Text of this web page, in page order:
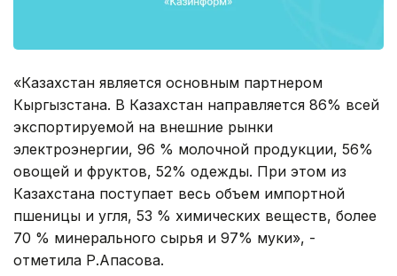
«Казахстан является основным партнером
Кыргызстана. В Казахстан направляется 86% всей
экспортируемой на внешние рынки
электроэнергии, 96 % молочной продукции, 56%
овощей и фруктов, 52% одежды. При этом из
Казахстана поступает весь объем импортной
пшеницы и угля, 53 % химических веществ, более
70 % минерального сырья и 97% муки», -
отметила Р.Апасова.